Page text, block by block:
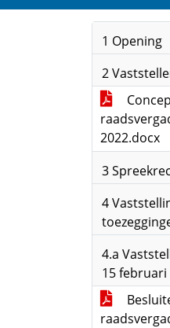
1 Opening
2
2022.docx
3
4
4.a
15 februari